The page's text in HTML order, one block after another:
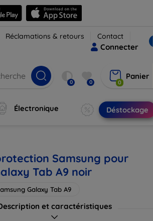
Réclamations & retours Contact
Connecter
0 0 0
Panier
Électronique Déstockage
Samsung pour
Tab A9 noir
Galaxy Tab A9
et caractéristiques